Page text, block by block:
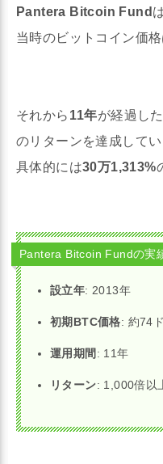
Pantera Bitcoin Fund
当時のビットコイン価格
それから 11年が経過し
のリターンを達成してい
具体的には30万1,313%
Pantera Bitcoin Fundの実
設立年: 2013年
初期BTC価格: 約74
運用期間: 11年
リターン: 1,000倍以